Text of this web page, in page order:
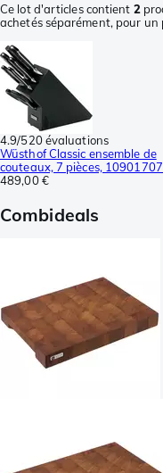
Ce lot d'articles contient 2
achetés séparément, pour
4.9/520 évaluations
Wüsthof Classic ensemble de
couteaux, 7 pièces,
489,00 €
Combideals